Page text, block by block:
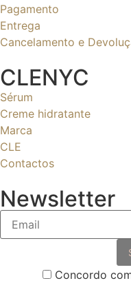
Pagamento
Entrega
Cancelamento e
CLENYC
Sérum
Creme hidratante
Marca
CLE
Contactos
Newsletter
Concordo